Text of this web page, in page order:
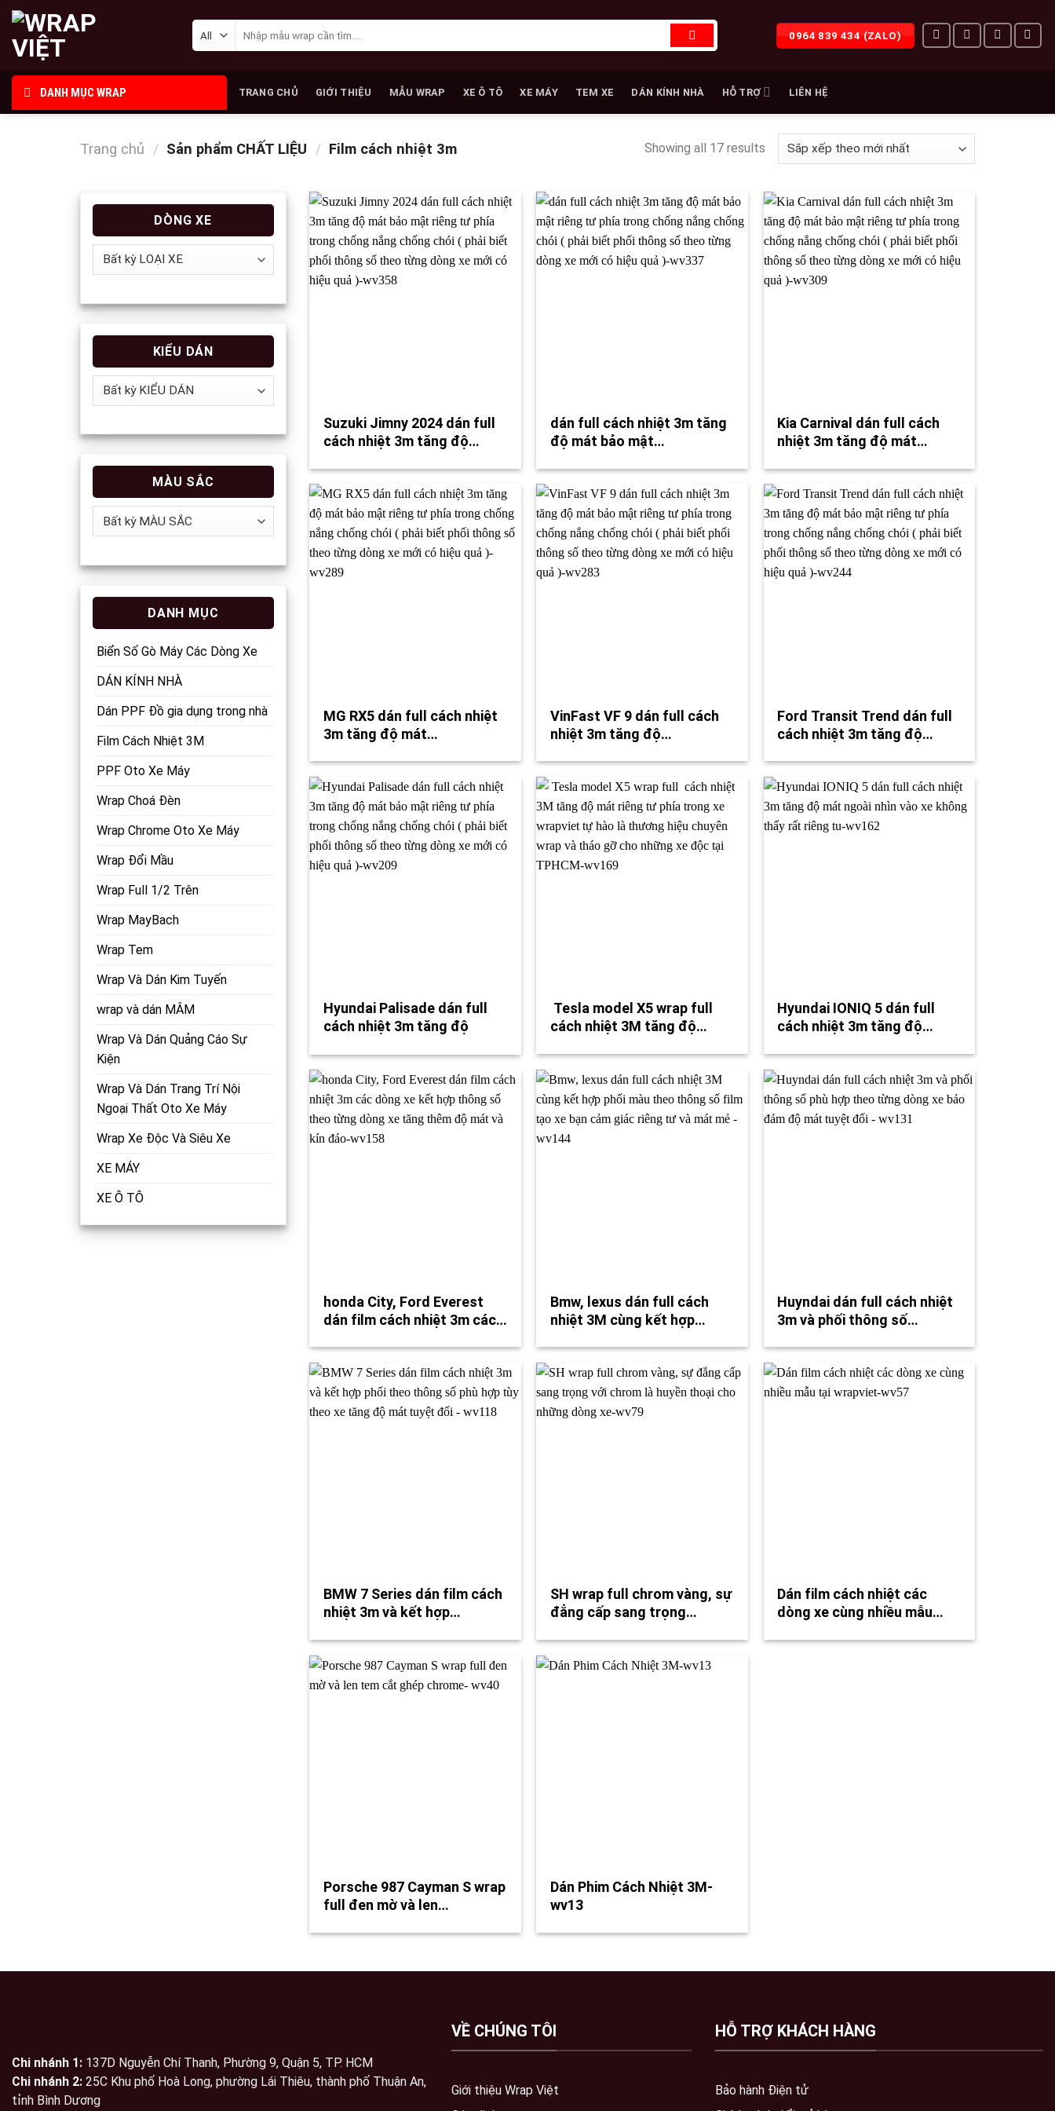
Skip
content
kiếm:
0964 839 434 (ZALO)
DANH MỤC WRAP TRANG CHỦ GIỚI THIỆU MẪU WRAP XE Ô TÔ XE MÁY TEM XE DÁN KÍNH NHÀ HỖ TRỢ LIÊN HỆ
Trang chủ / Sản phẩm CHẤT LIỆU / Film cách nhiệt 3m Showing all 17 results
DÒNG XE
KIỂU DÁN
MÀU SẮC
DANH MỤC
Biển Số Gò Máy Các Dòng Xe
DÁN KÍNH NHÀ
Dán PPF Đồ gia dụng trong nhà
Film Cách Nhiệt 3M
PPF Oto Xe Máy
Wrap Choá Đèn
Wrap Chrome Oto Xe Máy
Wrap Đổi Mầu
Wrap Full 1/2 Trên
Wrap MayBach
Wrap Tem
Wrap Và Dán Kim Tuyến
wrap và dán MÂM
Wrap Và Dán Quảng Cáo Sự
Kiện
Wrap Và Dán Trang Trí Nội
Ngoại Thất Oto Xe Máy
Wrap Xe Độc Và Siêu Xe
XE MÁY
XE Ô TÔ
Suzuki Jimny 2024 dán full
cách nhiệt 3m tăng độ…
dán full cách nhiệt 3m tăng
độ mát bảo mật…
Kia Carnival dán full cách
nhiệt 3m tăng độ mát…
MG RX5 dán full cách nhiệt
3m tăng độ mát…
VinFast VF 9 dán full cách
nhiệt 3m tăng độ…
Ford Transit Trend dán full
cách nhiệt 3m tăng độ…
Hyundai Palisade dán full
cách nhiệt 3m tăng độ
Tesla model X5 wrap full
cách nhiệt 3M tăng độ…
Hyundai IONIQ 5 dán full
cách nhiệt 3m tăng độ…
honda City, Ford Everest
dán film cách nhiệt 3m các…
Bmw, lexus dán full cách
nhiệt 3M cùng kết hợp…
Huyndai dán full cách nhiệt
3m và phối thông số…
BMW 7 Series dán film cách
nhiệt 3m và kết hợp…
SH wrap full chrom vàng, sự
đẳng cấp sang trọng…
Dán film cách nhiệt các
dòng xe cùng nhiều mẫu…
Porsche 987 Cayman S wrap
full đen mờ và len…
Dán Phim Cách Nhiệt 3M-
wv13
Chi nhánh 1: 137D Nguyễn Chí Thanh, Phường 9, Quận 5, TP. HCM
Chi nhánh 2: 25C Khu phố Hoà Long, phường Lái Thiêu, thành phố Thuận An,
tỉnh Bình Dương
VỀ CHÚNG TÔI
Giới thiệu Wrap Việt
HỖ TRỢ KHÁCH HÀNG
Bảo hành Điện tử